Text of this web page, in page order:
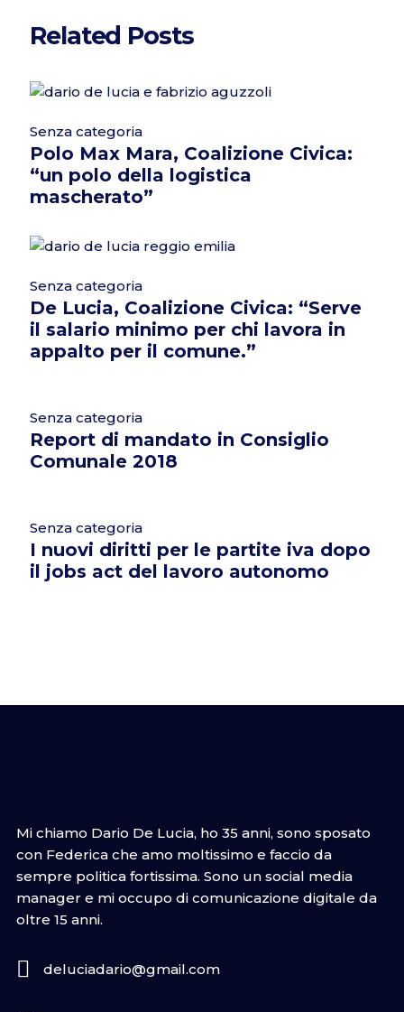
Related Posts
Senza categoria
Polo Max Mara, Coalizione Civica:
“un polo della logistica
mascherato”
Senza categoria
De Lucia, Coalizione Civica: “Serve
il salario minimo per chi lavora in
appalto per il comune.”
Senza categoria
Report di mandato in Consiglio
Comunale 2018
Senza categoria
I nuovi diritti per le partite iva dopo
il jobs act del lavoro autonomo
Mi chiamo Dario De Lucia, ho 35 anni, sono sposato
con Federica che amo moltissimo e faccio da
sempre politica fortissima. Sono un social media
manager e mi occupo di comunicazione digitale da
oltre 15 anni.
deluciadario@gmail.com